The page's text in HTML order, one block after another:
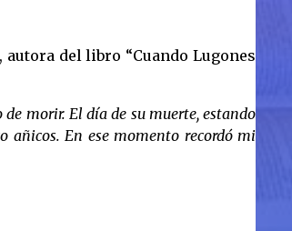
del libro “Cuando Lugones
morir. El día de su muerte, estando
añicos. En ese momento recordó mi